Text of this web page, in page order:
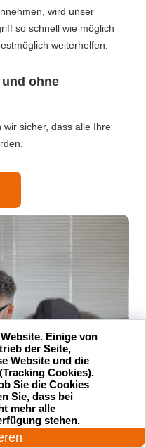
wird unser
so schnell wie möglich
weiterhelfen.
ohne
wir sicher, dass alle Ihre
Einige von
der Seite,
Website und die
Cookies).
Sie die Cookies
Sie, dass bei
mehr alle
stehen.